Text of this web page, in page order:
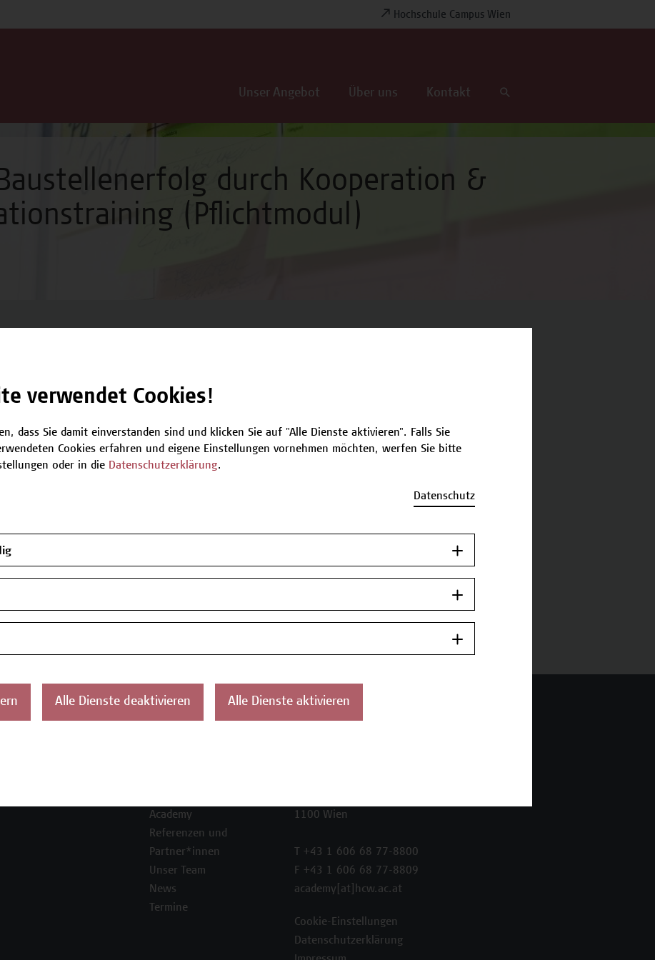
Hochschule Campus Wien
Unser Angebot Über uns Kontakt
durch Kooperation &
(Pflichtmodul)
Academy
Referenzen und
Partner*innen
Unser Team
News
Termine
1100 Wien
T +43 1 606 68 77-8800
F +43 1 606 68 77-8809
academy[at]hcw.ac.at
Cookie-Einstellungen
Datenschutzerklärung
verwendet Cookies!
dass Sie damit einverstanden sind und klicken Sie auf "Alle Dienste aktivieren". Falls Sie
Cookies erfahren und eigene Einstellungen vornehmen möchten, werfen Sie bitte
oder in die Datenschutzerklärung.
Datenschutz
Alle Dienste deaktivieren Alle Dienste aktivieren